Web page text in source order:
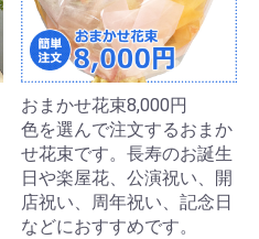
おまかせ花束8,000円
色を選んで注文するおまか
せ花束です。長寿のお誕生
日や楽屋花、公演祝い、開
店祝い、周年祝い、記念日
などにおすすめです。